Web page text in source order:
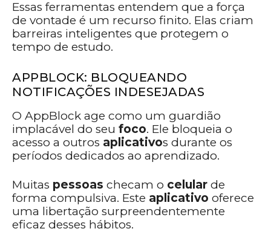
Essas ferramentas entendem que a força
de vontade é um recurso finito. Elas criam
barreiras inteligentes que protegem o
tempo de estudo.
APPBLOCK: BLOQUEANDO
NOTIFICAÇÕES INDESEJADAS
O AppBlock age como um guardião
implacável do seu foco. Ele bloqueia o
acesso a outros aplicativos durante os
períodos dedicados ao aprendizado.
Muitas pessoas checam o celular de
forma compulsiva. Este aplicativo oferece
uma libertação surpreendentemente
eficaz desses hábitos.